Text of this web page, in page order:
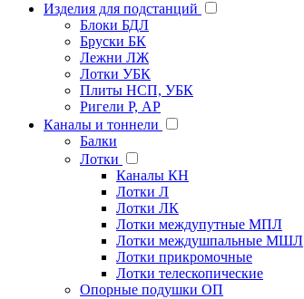
Изделия для подстанций
Блоки БДЛ
Бруски БК
Лежни ЛЖ
Лотки УБК
Плиты НСП, УБК
Ригели Р, АР
Каналы и тоннели
Балки
Лотки
Каналы КН
Лотки Л
Лотки ЛК
Лотки междупутные МПЛ
Лотки междушпальные МШЛ
Лотки прикромочные
Лотки телескопические
Опорные подушки ОП